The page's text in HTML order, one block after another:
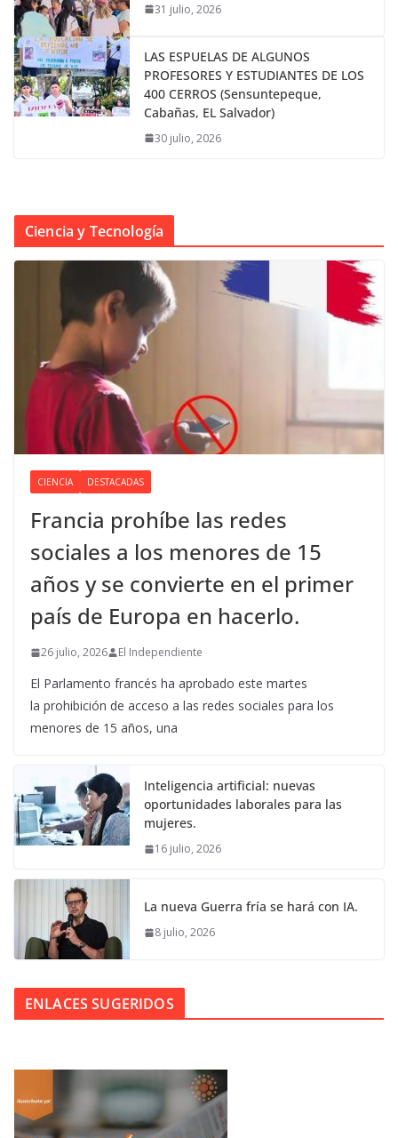
31 julio, 2026
LAS ESPUELAS DE ALGUNOS
PROFESORES Y ESTUDIANTES DE LOS
400 CERROS (Sensuntepeque,
Cabañas, EL Salvador)
30 julio, 2026
Ciencia y Tecnología
CIENCIA DESTACADAS
Francia prohíbe las redes
sociales a los menores de 15
años y se convierte en el primer
país de Europa en hacerlo.
26 julio, 2026 El Independiente
El Parlamento francés ha aprobado este martes
la prohibición de acceso a las redes sociales para los
menores de 15 años, una
Inteligencia artificial: nuevas
oportunidades laborales para las
mujeres.
16 julio, 2026
La nueva Guerra fría se hará con IA.
8 julio, 2026
ENLACES SUGERIDOS